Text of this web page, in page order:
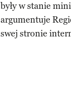
były w stanie
argumentuje
swej stronie